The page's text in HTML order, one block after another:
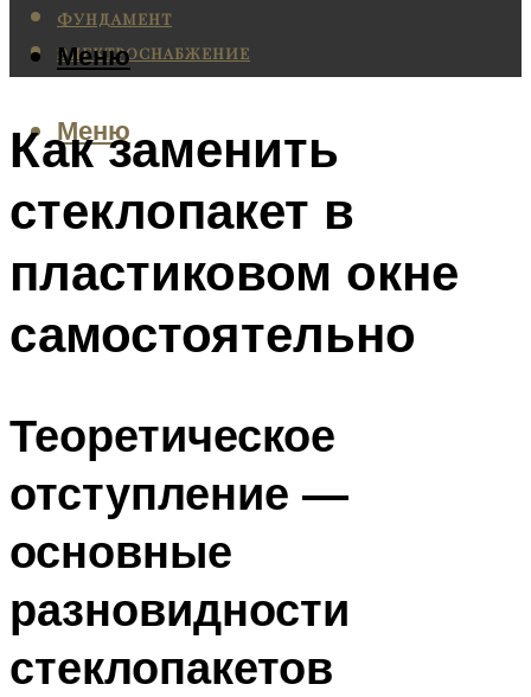
ФУНДАМЕНТ
ЭЛЕКТРОСНАБЖЕНИЕ
Меню
Меню
Как заменить
стеклопакет в
пластиковом окне
самостоятельно
Теоретическое
отступление —
основные
разновидности
стеклопакетов